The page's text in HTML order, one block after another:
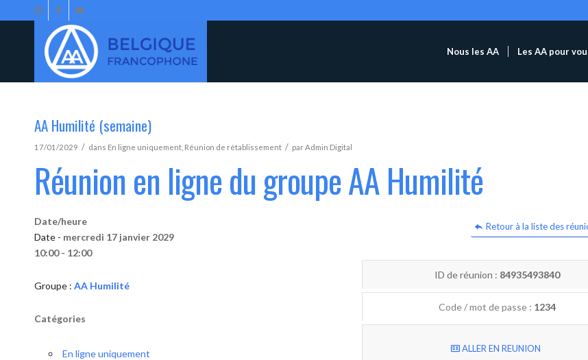
Nous les AA Les AA pour
AA Humilité (semaine)
17/01/2029 / dans En ligne uniquement Réunion de rétablissement / parAdmin Digital
Réunion en ligne du groupe AA Humilité
Retour à la liste des
Date/heure
Date - mercredi 17 janvier 2029
10:00 - 12:00
Groupe : AA Humilité
Catégories
En ligne uniquement
ID de réunion : 84935493840
Code / mot de passe : 1234
ALLER EN REUNION